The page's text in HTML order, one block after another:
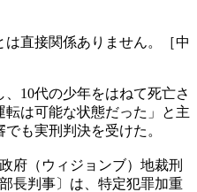
直接関係ありません。［中
10代の少年をはねて死亡さ
は可能な状態だった」と主
も実刑判決を受けた。
府（ウィジョンブ）地裁刑
長判事〕は、特定犯罪加重